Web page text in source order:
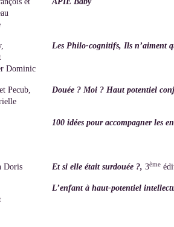
Dominic
Les Philo-cognitifs, Ils n’aiment
Pecub,
Douée ? Moi ? Haut potentiel
100 idées pour accompagner les
Doris Et si elle était surdouée ?, 3ème
L’enfant à haut-potentiel